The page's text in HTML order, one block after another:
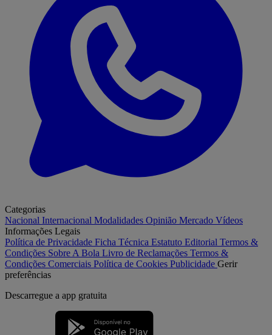
Categorias
Nacional Internacional Modalidades Opinião Mercado Vídeos
Informações Legais
Política de Privacidade Ficha Técnica Estatuto Editorial Termos &
Condições Sobre A Bola Livro de Reclamações Termos &
Condições Comerciais Política de Cookies Publicidade Gerir
preferências
Descarregue a app gratuita